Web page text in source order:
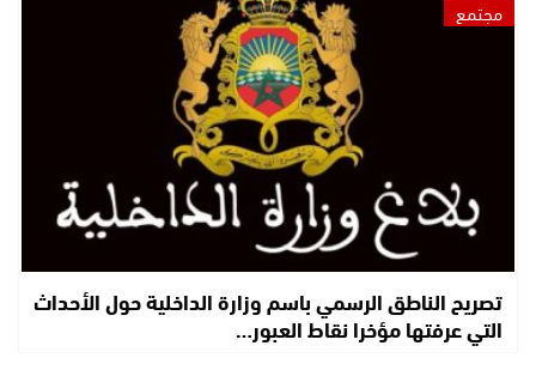
مجتمع
تصريح الناطق الرسمي باسم وزارة الداخلية حول الأحداث
التي عرفتها مؤخرا نقاط العبور…